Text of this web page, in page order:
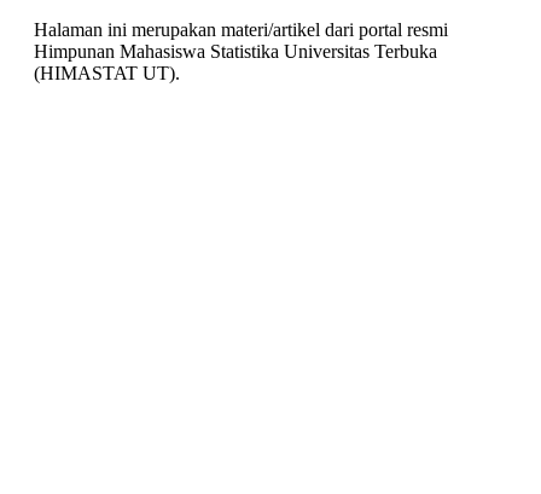
Halaman ini merupakan materi/artikel dari portal resmi
Himpunan Mahasiswa Statistika Universitas Terbuka
(HIMASTAT UT).